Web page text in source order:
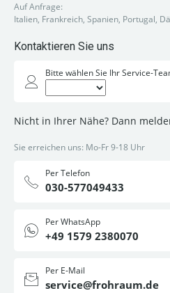
Auf Anfrage:
Italien, Frankreich, Spanien, Portugal,
Kontaktieren Sie uns
Bitte wählen Sie Ihr Service-
Nicht in Ihrer Nähe? Dann
Sie erreichen uns: Mo-Fr 9-18 Uhr
Per Telefon
030-577049433
Per WhatsApp
+49 1579 2380070
Per E-Mail
service@frohraum.de